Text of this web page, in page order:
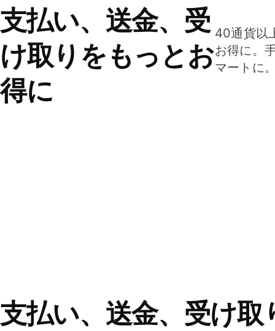
支払い、送金、受
け取りをもっとお
得に
40通貨以
お得に。
マートに
支払い、送金、受け取